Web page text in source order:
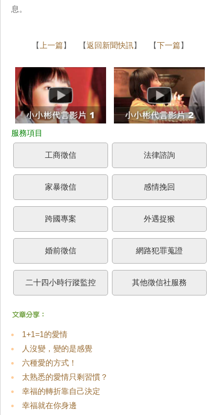
息。
【 上一篇 】 【返回新聞快訊】 【下一篇 】
工商徵信 法律諮詢
家暴徵信 感情挽回
跨國專案 外遇捉猴
婚前徵信 網路犯罪蒐證
二十四小時行蹤監控 其他徵信社服務
1+1=1的愛情
人沒變，變的是感覺
六種愛的方式！
太熟悉的愛情只剩習慣？
幸福的轉折靠自己決定
幸福就在你身邊